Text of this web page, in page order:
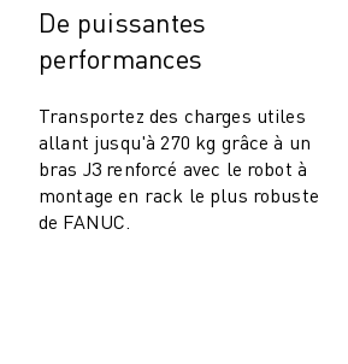
ENREGISTREMENT DU PRODUIT "
TÉMOIGNAGES
SOLUTIONS
INDUSTRIES
TOUTES LES INDUSTRIES
AÉROSPATIALE
AUTOMOBILE
VÉHICULES ÉLECTRIQUES
De puissantes
performances
Transportez des charges utiles
allant jusqu'à 270 kg grâce à un
bras J3 renforcé avec le robot à
montage en rack le plus robuste
de FANUC.